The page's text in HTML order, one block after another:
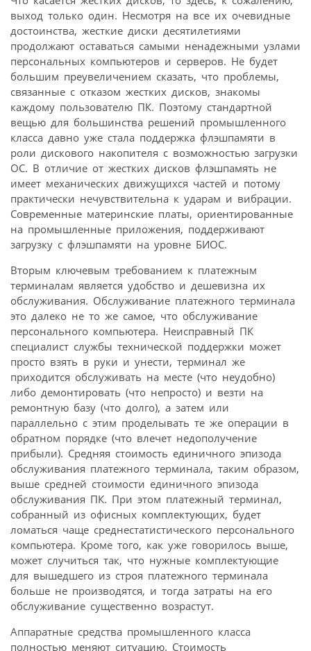
выход только один. Несмотря на все их очевидные
достоинства, жесткие диски десятилетиями
продолжают оставаться самыми ненадежными узлами
персональных компьютеров и серверов. Не будет
большим преувеличением сказать, что проблемы,
связанные с отказом жестких дисков, знакомы
каждому пользователю ПК. Поэтому стандартной
вещью для большинства решений промышленного
класса давно уже стала поддержка флэшпамяти в
роли дискового накопителя с возможностью загрузки
ОС. В отличие от жестких дисков флэшпамять не
имеет механических движущихся частей и потому
практически нечувствительна к ударам и вибрации.
Современные материнские платы, ориентированные
на промышленные приложения, поддерживают
загрузку с флэшпамяти на уровне БИОС.
Вторым ключевым требованием к платежным
терминалам является удобство и дешевизна их
обслуживания. Обслуживание платежного терминала 
это далеко не то же самое, что обслуживание
персонального компьютера. Неисправный ПК
специалист службы технической поддержки может
просто взять в руки и унести, терминал же
приходится обслуживать на месте (что неудобно)
либо демонтировать (что непросто) и везти на
ремонтную базу (что долго), а затем или
параллельно с этим проделывать те же операции в
обратном порядке (что влечет недополучение
прибыли). Средняя стоимость единичного эпизода
обслуживания платежного терминала, таким образом,
выше средней стоимости единичного эпизода
обслуживания ПК. При этом платежный терминал,
собранный из офисных комплектующих, будет
ломаться чаще среднестатистического персонального
компьютера. Кроме того, как уже говорилось выше,
может случиться так, что нужные комплектующие
для вышедшего из строя платежного терминала
больше не производятся, и тогда затраты на его
обслуживание существенно возрастут.
Аппаратные средства промышленного класса
полностью меняют ситуацию. Стоимость